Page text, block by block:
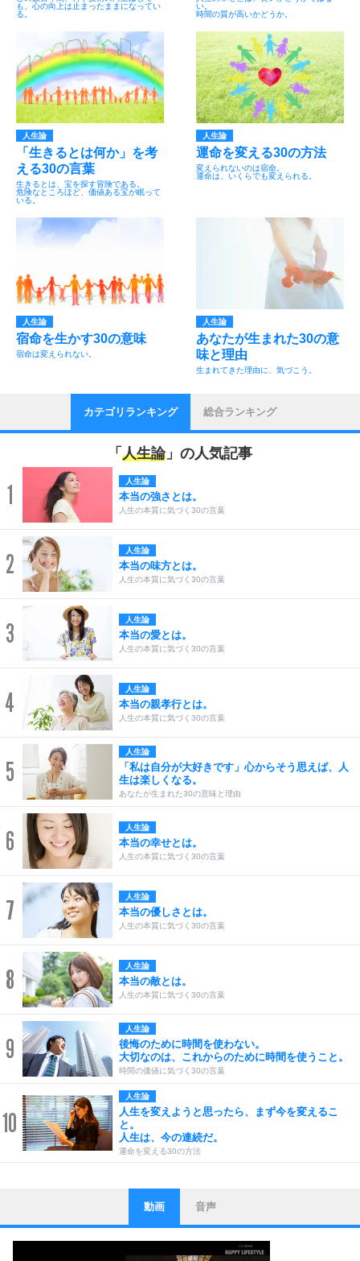
も、心の向上は止まったままになってい
る。
い。
時間の質が高いかどうか。
人生論
「生きるとは何か」を考
える30の言葉
生きるとは、宝を探す冒険である。
危険なところほど、価値ある宝が眠って
いる。
人生論
運命を変える30の方法
変えられないのは宿命。
運命は、いくらでも変えられる。
人生論
宿命を生かす30の意味
宿命は変えられない。
人生論
あなたが生まれた30の意
味と理由
生まれてきた理由に、気づこう。
カテゴリランキング 総合ランキング
「 人生論」の人気記事
1 人生論
本当の強さとは。
人生の本質に気づく30の言葉
2 人生論
本当の味方とは。
人生の本質に気づく30の言葉
3 人生論
本当の愛とは。
人生の本質に気づく30の言葉
4 人生論
本当の親孝行とは。
人生の本質に気づく30の言葉
5
人生論
「私は自分が大好きです」心からそう思えば、人
生は楽しくなる。
あなたが生まれた30の意味と理由
6 人生論
本当の幸せとは。
人生の本質に気づく30の言葉
7 人生論
本当の優しさとは。
人生の本質に気づく30の言葉
8 人生論
本当の敵とは。
人生の本質に気づく30の言葉
9
人生論
後悔のために時間を使わない。
大切なのは、これからのために時間を使うこと。
時間の価値に気づく30の言葉
10
人生論
人生を変えようと思ったら、まず今を変えるこ
と。
人生は、今の連続だ。
運命を変える30の方法
1
ストレス対策
他人と比べない。
いっそのこと、他人を見ない。
いらいらしない人になる30の方法
動画 音声